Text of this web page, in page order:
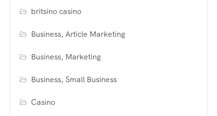
britsino casino
Business, Article Marketing
Business, Marketing
Business, Small Business
Casino